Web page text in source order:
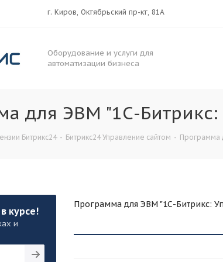
г. Киров, Октябрьский пр-кт, 81А
Оборудование и услуги для
автоматизации бизнеса
для ЭВМ "1С-Битрикс:
Битрикс24 - Битрикс24 Управление сайтом - Программа
Программа для ЭВМ "1С-Битрикс:
курсе!
и